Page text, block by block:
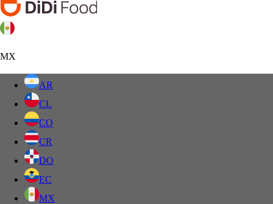
MX
AR
CL
CO
CR
DO
EC
MX